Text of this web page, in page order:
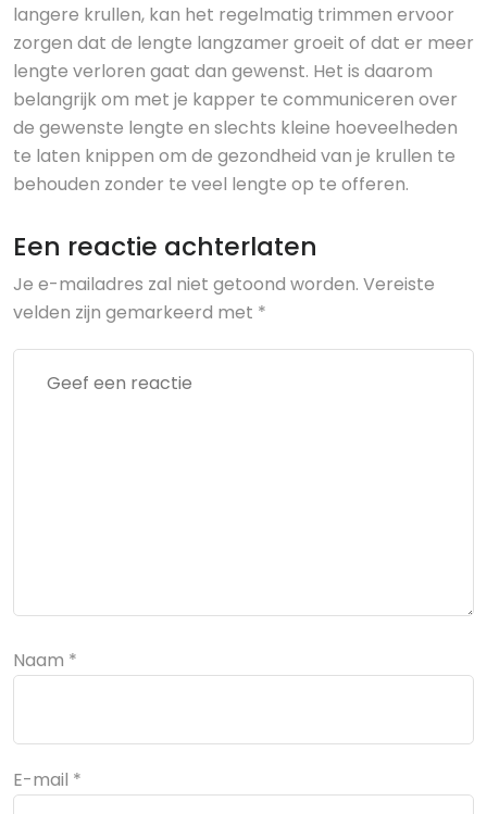
langere krullen, kan het regelmatig trimmen ervoor
zorgen dat de lengte langzamer groeit of dat er meer
lengte verloren gaat dan gewenst. Het is daarom
belangrijk om met je kapper te communiceren over
de gewenste lengte en slechts kleine hoeveelheden
te laten knippen om de gezondheid van je krullen te
behouden zonder te veel lengte op te offeren.
Een reactie achterlaten
Je e-mailadres zal niet getoond worden. Vereiste
velden zijn gemarkeerd met *
Naam *
E-mail *